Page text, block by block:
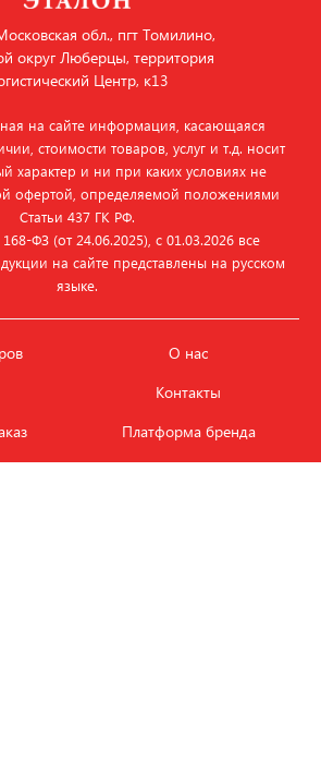
обл., пгт Томилино,
округ Люберцы, территория
Центр, к13
на сайте информация, касающаяся
стоимости товаров, услуг и т.д. носит
характер и ни при каких условиях не
офертой, определяемой положениями
Статьи 437 ГК РФ.
(от 24.06.2025), с 01.03.2026 все
на сайте представлены на русском
языке.
О нас
Контакты
Платформа бренда